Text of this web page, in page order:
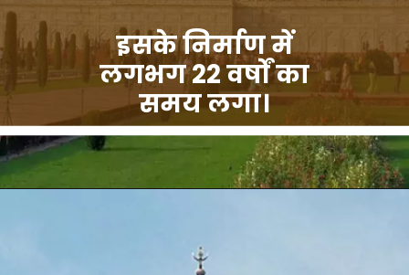
इसके निर्माण में
लगभग 22 वर्षों का
समय लगा।